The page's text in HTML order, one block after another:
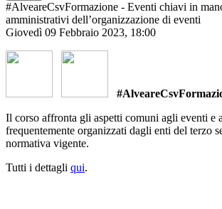
#AlveareCsvFormazione - Eventi chiavi in
amministrativi dell’organizzazione di eventi
Giovedì 09 Febbraio 2023, 18:00
Il corso affronta gli aspetti comuni agli eventi e
frequentemente organizzati dagli enti del terzo
normativa vigente.
Tutti i dettagli qui.